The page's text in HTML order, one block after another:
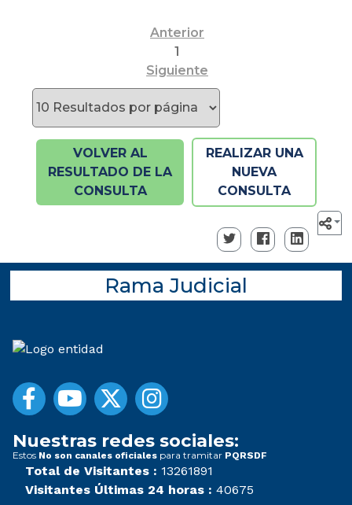
Anterior
1
Siguiente
VOLVER AL
RESULTADO DE LA
CONSULTA
REALIZAR UNA
NUEVA
CONSULTA
Rama Judicial
Nuestras redes sociales:
Estos No son canales oficiales para tramitar PQRSDF
Total de Visitantes : 13261891
Visitantes Últimas 24 horas : 40675